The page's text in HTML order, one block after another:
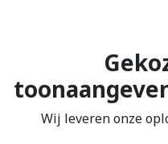
Wij leveren onze